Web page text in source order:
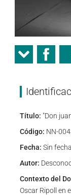
Título: "Don
Código: NN-
Fecha: Sin fecha
Autor:
Contexto del
Oscar Ripoll en